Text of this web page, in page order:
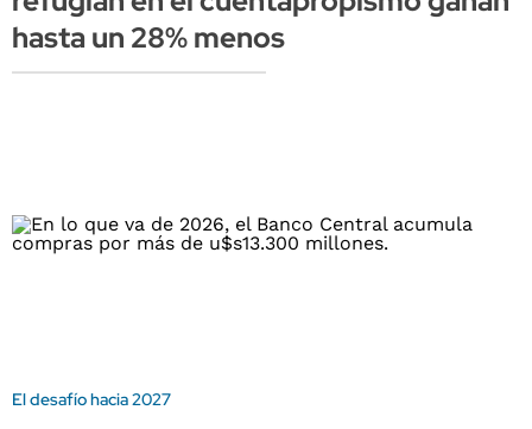
hasta un 28% menos
El desafío hacia 2027